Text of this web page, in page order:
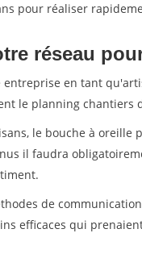
pour réaliser
réseau
en tant
le planning chantiers
le bouche à
il faudra
de
efficaces qui